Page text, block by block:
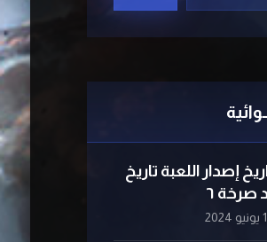
إصدار اللعبة تاريخ
صرخة ٦
1 يونيو 2024